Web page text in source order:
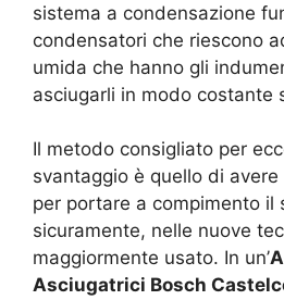
sistema a condensazione
condensatori che riescono
umida che hanno gli
asciugarli in modo costante
Il metodo consigliato per
svantaggio è quello di
per portare a compimento il
sicuramente, nelle nuove
maggiormente usato. In un’
Asciugatrici Bosch